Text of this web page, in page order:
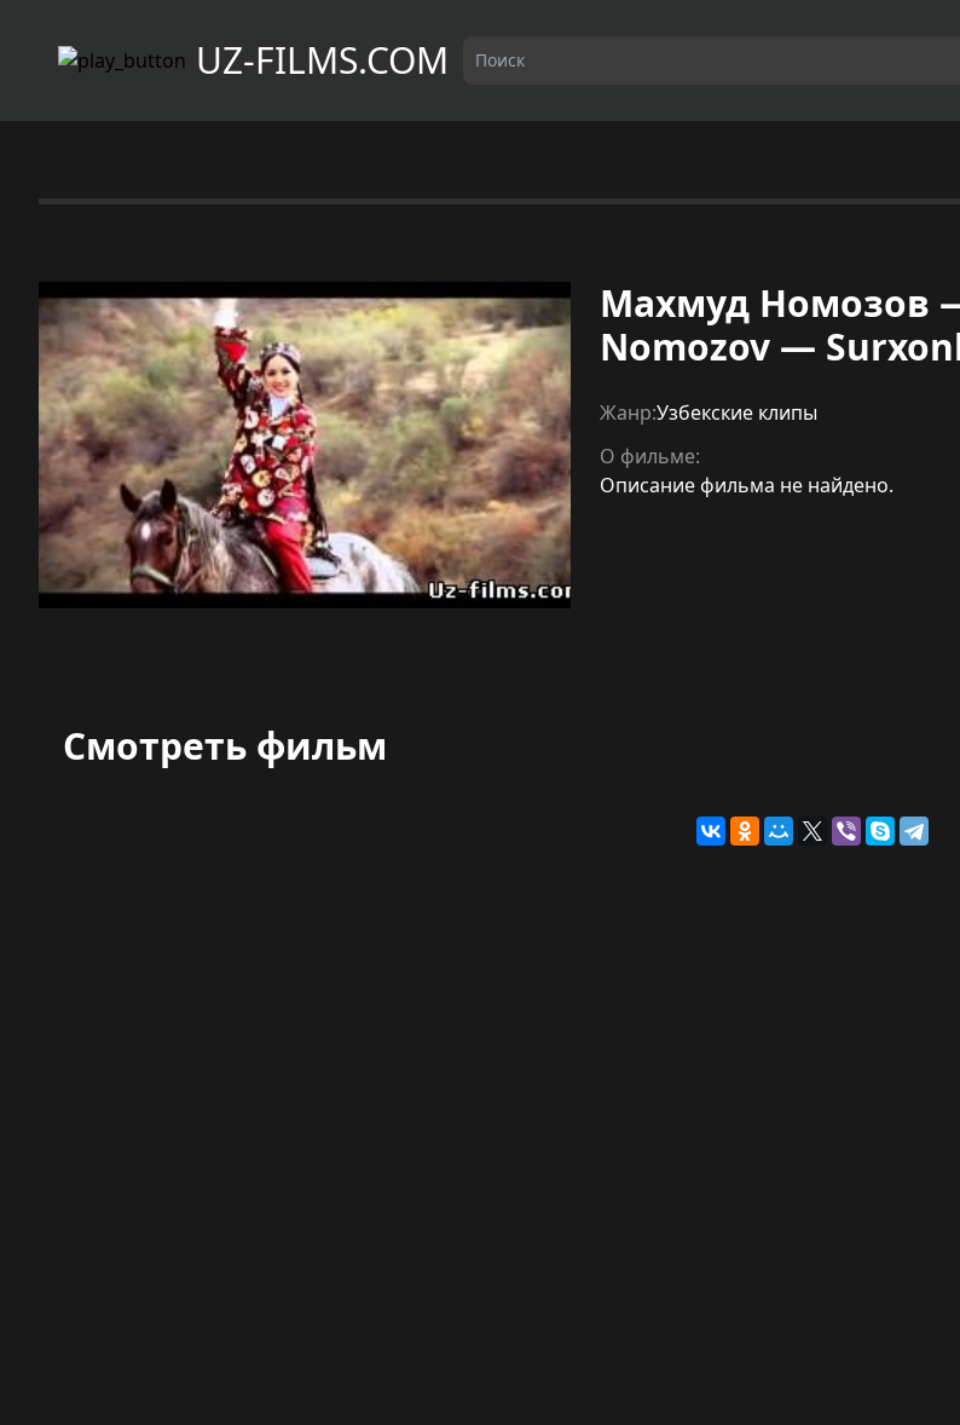
UZ-FILMS.COM
Махмуд Номозов
Nomozov —
Жанр:Узбекские клипы
О фильме:
Описание фильма не найдено.
Смотреть фильм